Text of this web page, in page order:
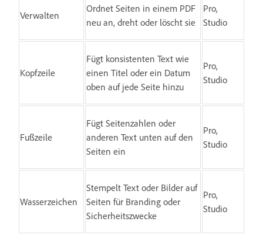
Verwalten
Ordnet Seiten in einem PDF
neu an, dreht oder löscht sie
Pro,
Studio
Kopfzeile
Fügt konsistenten Text wie
einen Titel oder ein Datum
oben auf jede Seite hinzu
Pro,
Studio
Fußzeile
Fügt Seitenzahlen oder
anderen Text unten auf den
Seiten ein
Pro,
Studio
Wasserzeichen
Stempelt Text oder Bilder auf
Seiten für Branding oder
Sicherheitszwecke
Pro,
Studio